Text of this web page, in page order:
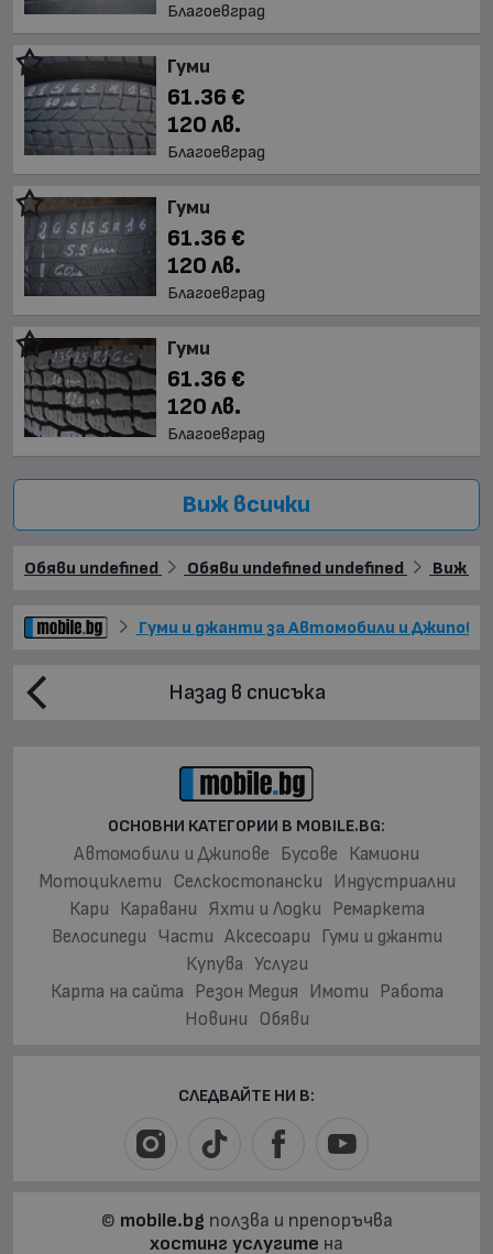
Благоевград
Гуми
61.36 €
120 лв.
Благоевград
Гуми
61.36 €
120 лв.
Благоевград
Гуми
61.36 €
120 лв.
Благоевград
Виж всички
Обяви undefined Обяви undefined undefined Виж
Гуми и джанти за Автомобили и Джипове
Назад в списъка
ОСНОВНИ КАТЕГОРИИ В MOBILE.BG:
Автомобили и Джипове Бусове Камиони
Мотоциклети Селскостопански Индустриални
Кари Каравани Яхти и Лодки Ремаркета
Велосипеди Части Аксесоари Гуми и джанти
Купува Услуги
Карта на сайта Резон Медия Имоти Работа
Новини Обяви
СЛЕДВАЙТЕ НИ В:
© mobile.bg ползва и препоръчва
хостинг услугите на